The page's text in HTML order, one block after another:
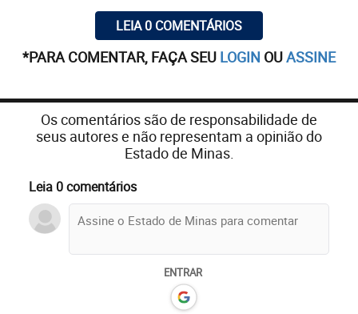
LEIA 0 COMENTÁRIOS
*PARA COMENTAR, FAÇA SEU LOGIN OUASSINE
Os comentários são de responsabilidade de
seus autores e não representam a opinião do
Estado de Minas.
Leia 0 comentários
ENTRAR